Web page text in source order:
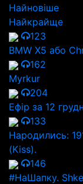
Найновіше
Найкрайще
123
BMW X5 або
162
Myrkur
204
Ефір за 12
133
Народились:
(Kiss).
146
#НаШапку.